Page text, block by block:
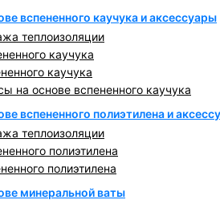
вспененного каучука и аксессуары
теплоизоляции
каучука
каучука
на основе вспененного каучука
вспененного полиэтилена и
теплоизоляции
полиэтилена
полиэтилена
минеральной ваты